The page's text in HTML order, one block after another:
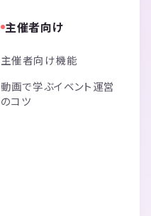
主催者向け
主催者向け機能
動画で学ぶイベント運営
のコツ